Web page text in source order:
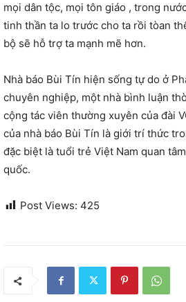
mọi dân tộc, mọi tôn giáo , trong
tinh thần ta lo trước cho ta rồi tòan
bộ sẽ hỗ trợ ta mạnh mẽ hơn.
Nhà báo Bùi Tín hiện sống tự do ở
chuyên nghiệp, một nhà bình luận
cộng tác viên thường xuyên của đài
của nhà báo Bùi Tín là giới trí thức
đặc biệt là tuổi trẻ Việt Nam quan
quốc.
Post Views: 425